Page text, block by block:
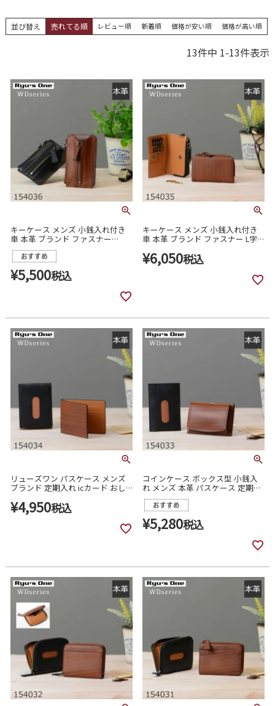
並び替え 売れてる順 レビュー順 新着順 価格が安い順 価格が高い順
13件中 1-13件表示
キーケース メンズ 小銭入れ付き
車 本革 ブランド ファスナー
154036
¥5,500税込
キーケース メンズ 小銭入れ付き
車 本革 ブランド ファスナー L字
¥6,050税込
リューズワン パスケース メンズ
ブランド 定期入れ icカード おし
ザー ブラウン 154034
¥4,950税込
コインケース ボックス型 小銭入
れ メンズ 本革 パスケース 定期入
れ icカード 154033
¥5,280税込